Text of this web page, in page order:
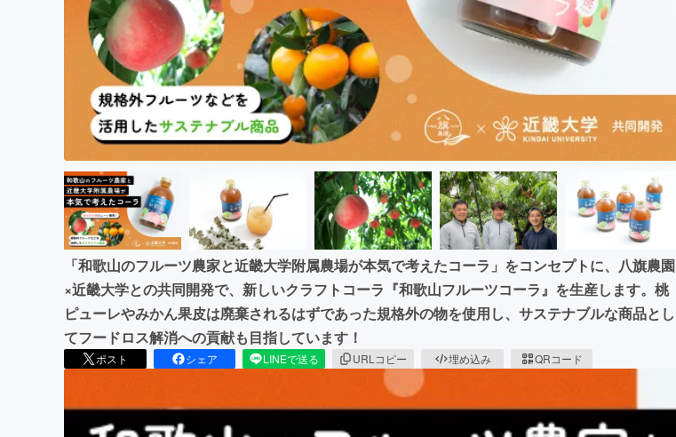
CAMPFIRE for Social Good
CAMPFIREふるさと納税
「和歌山のフルーツ農家と近畿大学附属農場が本気で考えたコーラ」をコンセプトに、八旗農園
×近畿大学との共同開発で、新しいクラフトコーラ『和歌山フルーツコーラ』を生産します。桃
ピューレやみかん果皮は廃棄されるはずであった規格外の物を使用し、サステナブルな商品とし
てフードロス解消への貢献も目指しています！
ポスト シェア LINEで送る URLコピー 埋め込み QRコード